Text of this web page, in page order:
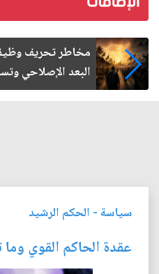
زيارة الأربعين..
الفاعلة
سياسة- الحكم الرشيد
عقدة الحاكم القوي وما